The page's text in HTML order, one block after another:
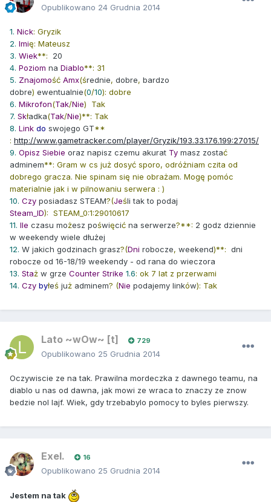
Opublikowano 24 Grudnia 2014
1. Nick: Gryzik
2. Imię: Mateusz
3. Wiek**: 20
4. Poziom na Diablo**: 31
5. Znajomość Amx(średnie, dobre, bardzo
dobre) ewentualnie(0/10): dobre
6. Mikrofon(Tak/Nie) Tak
7. Składka(Tak/Nie)**: Tak
8. Link do swojego GT**
: http://www.gametracker.com/player/Gryzik/193.33.176.199:27015/
9. Opisz Siebie oraz napisz czemu akurat Ty masz zostać
adminem**: Gram w cs już dosyć sporo, odróżniam czita od
dobrego gracza. Nie spinam się nie obrażam. Mogę pomóc
materialnie jak i w pilnowaniu serwera : )
10. Czy posiadasz STEAM?(Jeśli tak to podaj
Steam_ID): STEAM_0:1:29010617
11. Ile czasu możesz poświęcić na serwerze?**: 2 godz dziennie
w weekendy wiele dłużej
12. W jakich godzinach grasz?(Dni robocze, weekend)**: dni
robocze od 16-18/19 weekendy - od rana do wieczora
13. Staż w grze Counter Strike 1.6: ok 7 lat z przerwami
14. Czy byłeś już adminem? (Nie podajemy linków): Tak
Lato ~wOw~ [t] 729
Opublikowano 25 Grudnia 2014
Oczywiscie ze na tak. Prawilna mordeczka z dawnego teamu, na
diablo u nas od dawna, jak mowi ze wraca to znaczy ze znow
bedzie nol lajf. Wiek, gdy trzebabylo pomocy to byles pierwszy.
Exel. 16
Opublikowano 25 Grudnia 2014
Jestem na tak